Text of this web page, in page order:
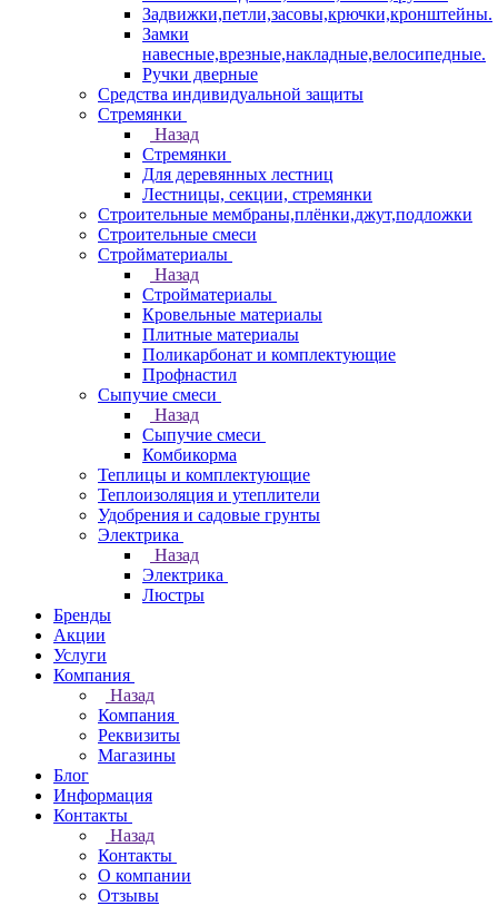
Задвижки,петли,засовы,крючки,кронштейны.
Замки
навесные,врезные,накладные,велосипедные.
Ручки дверные
Средства индивидуальной защиты
Стремянки
Назад
Стремянки
Для деревянных лестниц
Лестницы, секции, стремянки
Строительные мембраны,плёнки,джут,подложки
Строительные смеси
Стройматериалы
Назад
Стройматериалы
Кровельные материалы
Плитные материалы
Поликарбонат и комплектующие
Профнастил
Сыпучие смеси
Назад
Сыпучие смеси
Комбикорма
Теплицы и комплектующие
Теплоизоляция и утеплители
Удобрения и садовые грунты
Электрика
Назад
Электрика
Люстры
Бренды
Акции
Услуги
Компания
Назад
Компания
Реквизиты
Магазины
Блог
Информация
Контакты
Назад
Контакты
О компании
Отзывы